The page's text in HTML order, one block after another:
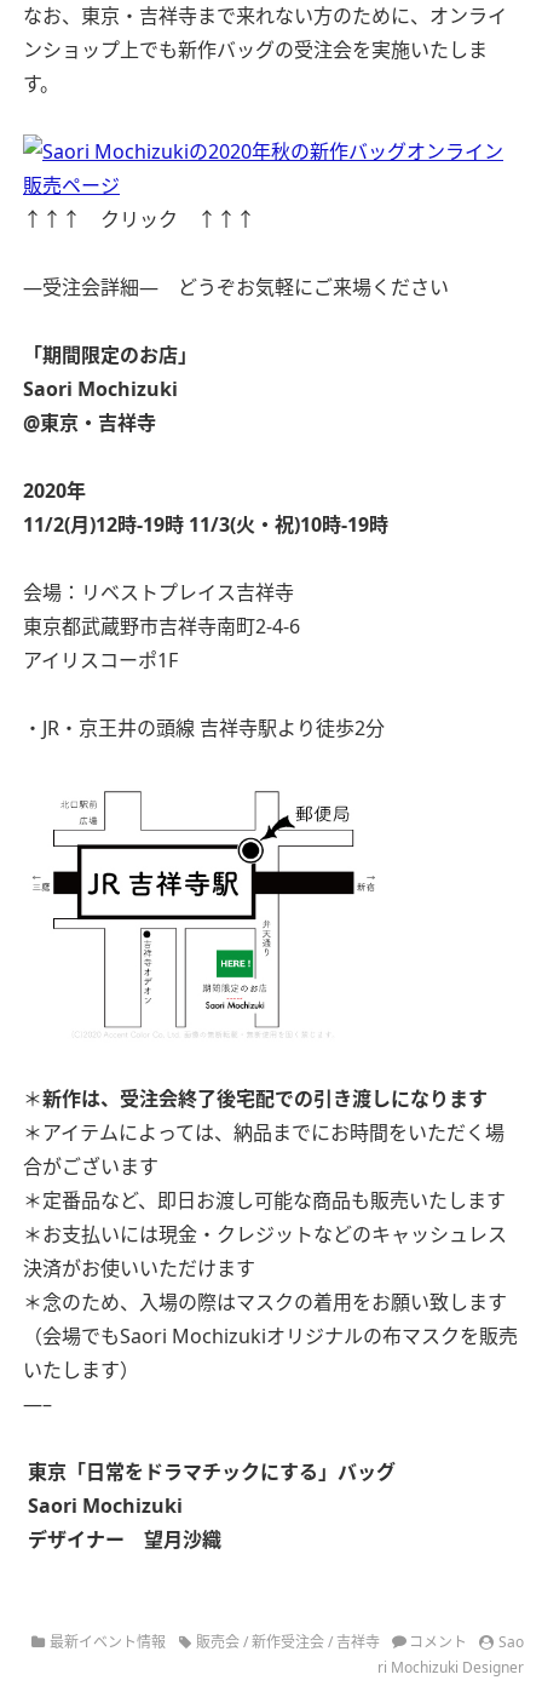
なお、東京・吉祥寺まで来れない方のために、オンライ
ンショップ上でも新作バッグの受注会を実施いたしま
す。
↑↑↑ クリック ↑↑↑
—受注会詳細— どうぞお気軽にご来場ください
「期間限定のお店」
Saori Mochizuki
@東京・吉祥寺
2020年
11/2(月)12時-19時 11/3(火・祝)10時-19時
会場：リベストプレイス吉祥寺
東京都武蔵野市吉祥寺南町2-4-6
アイリスコーポ1F
・JR・京王井の頭線 吉祥寺駅より徒歩2分
＊新作は、受注会終了後宅配での引き渡しになります
＊アイテムによっては、納品までにお時間をいただく場
合がございます
＊定番品など、即日お渡し可能な商品も販売いたします
＊お支払いには現金・クレジットなどのキャッシュレス
決済がお使いいただけます
＊念のため、入場の際はマスクの着用をお願い致します
（会場でもSaori Mochizukiオリジナルの布マスクを販売
いたします）
—–
東京 「日常をドラマチックにする」バッグ
Saori Mochizuki
デザイナー 望月沙織
最新イベント情報 販売会/新作受注会/ 吉祥寺 コメント
Sao
ri Mochizuki Designer